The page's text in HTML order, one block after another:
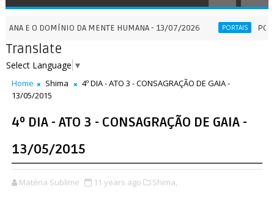
DOMÍNIO DA MENTE HUMANA - 13/07/2026 PORTAIS PORTAL 7:7 -
Translate
Select Language ▼
Home Shima
4º DIA - ATO 3 - CONSAGRAÇÃO DE GAIA -
13/05/2015
4º DIA - ATO 3 - CONSAGRAÇÃO DE GAIA -
13/05/2015
Matéria Sublime 11 years ago Shima,